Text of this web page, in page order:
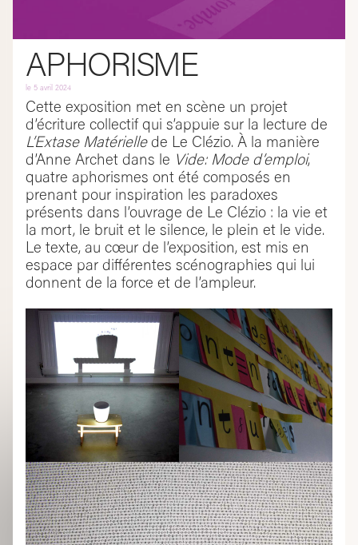
APHORISME
le 5 avril 2024
Cette exposition met en scène un projet
d’écriture collectif qui s’appuie sur la lecture de
L’Extase Matériellede Le Clézio. À la manière
d’Anne Archet dans le Vide: Mode d’emploi,
quatre aphorismes ont été composés en
prenant pour inspiration les paradoxes
présents dans l’ouvrage de Le Clézio : la vie et
la mort, le bruit et le silence, le plein et le vide.
Le texte, au cœur de l’exposition, est mis en
espace par différentes scénographies qui lui
donnent de la force et de l’ampleur.